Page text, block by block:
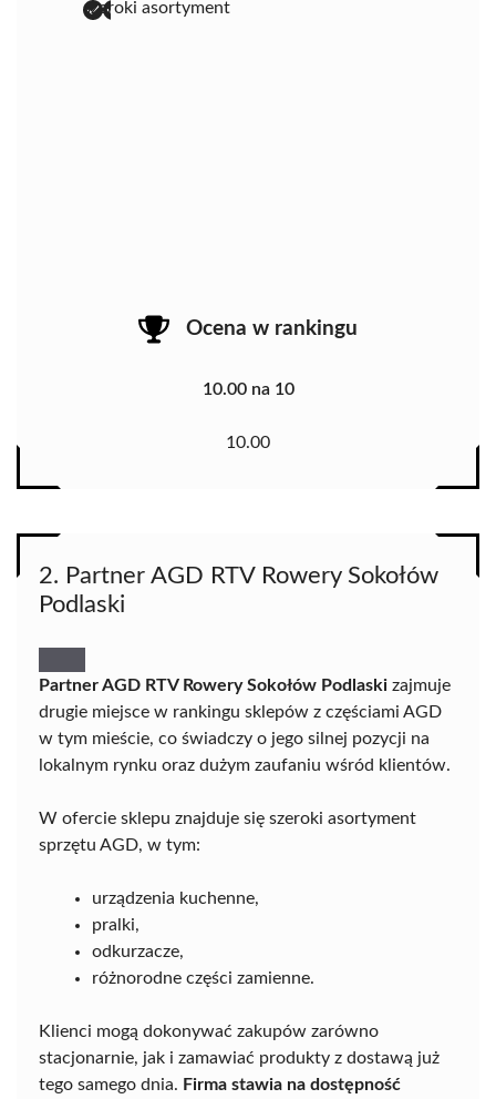
szeroki asortyment
Ocena w rankingu
10.00 na 10
10.00
2. Partner AGD RTV Rowery Sokołów
Podlaski
Partner AGD RTV Rowery Sokołów Podlaski zajmuje
drugie miejsce w rankingu sklepów z częściami AGD
w tym mieście, co świadczy o jego silnej pozycji na
lokalnym rynku oraz dużym zaufaniu wśród klientów.
W ofercie sklepu znajduje się szeroki asortyment
sprzętu AGD, w tym:
urządzenia kuchenne,
pralki,
odkurzacze,
różnorodne części zamienne.
Klienci mogą dokonywać zakupów zarówno
stacjonarnie, jak i zamawiać produkty z dostawą już
tego samego dnia. Firma stawia na dostępność